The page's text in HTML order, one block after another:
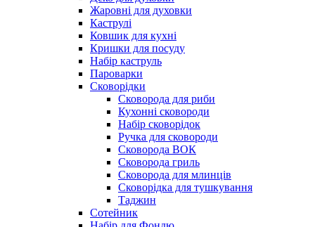
Жаровні для духовки
Каструлі
Ковшик для кухні
Кришки для посуду
Набір каструль
Пароварки
Сковорідки
Сковорода для риби
Кухонні сковороди
Набір сковорідок
Ручка для сковороди
Сковорода ВОК
Сковорода гриль
Сковорода для млинців
Сковорідка для тушкування
Таджин
Сотейник